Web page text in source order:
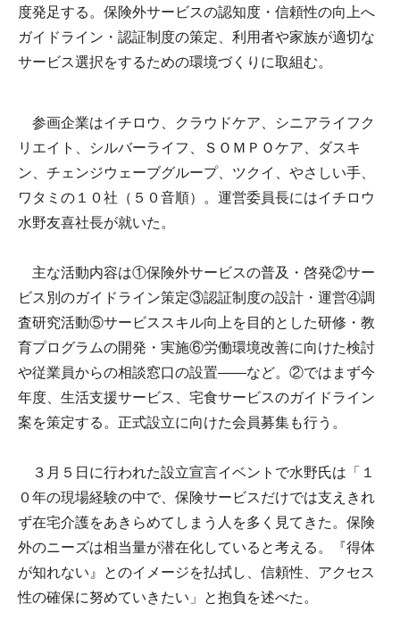
度発足する。保険外サービスの認知度・信頼性の向上へ
ガイドライン・認証制度の策定、利用者や家族が適切な
サービス選択をするための環境づくりに取組む。
参画企業はイチロウ、クラウドケア、シニアライフク
リエイト、シルバーライフ、ＳＯＭＰＯケア、ダスキ
ン、チェンジウェーブグループ、ツクイ、やさしい手、
ワタミの１０社（５０音順）。運営委員長にはイチロウ
水野友喜社長が就いた。
主な活動内容は①保険外サービスの普及・啓発②サー
ビス別のガイドライン策定③認証制度の設計・運営④調
査研究活動⑤サービススキル向上を目的とした研修・教
育プログラムの開発・実施⑥労働環境改善に向けた検討
や従業員からの相談窓口の設置――など。②ではまず今
年度、生活支援サービス、宅食サービスのガイドライン
案を策定する。正式設立に向けた会員募集も行う。
３月５日に行われた設立宣言イベントで水野氏は「１
０年の現場経験の中で、保険サービスだけでは支えきれ
ず在宅介護をあきらめてしまう人を多く見てきた。保険
外のニーズは相当量が潜在化していると考える。『得体
が知れない』とのイメージを払拭し、信頼性、アクセス
性の確保に努めていきたい」と抱負を述べた。